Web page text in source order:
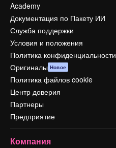
Academy
Документация по Пакету ИИ
Служба поддержки
Условия и положения
Политика конфиденциальности
Оригиналы Новое
Политика файлов cookie
Центр доверия
Партнеры
Предприятие
Компания